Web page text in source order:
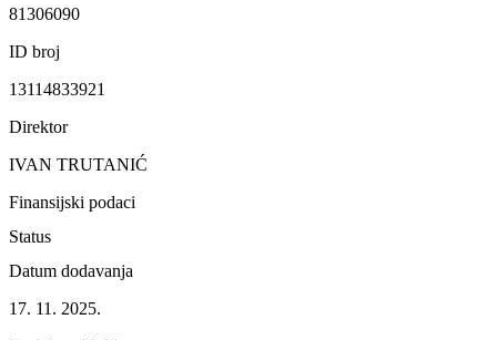
81306090
ID broj
13114833921
Direktor
IVAN TRUTANIĆ
Finansijski podaci
Status
Datum dodavanja
17. 11. 2025.